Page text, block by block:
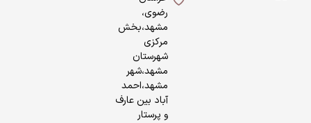
رضوی،
مشهد،بخش
مرکزی
شهرستان
مشهد،شهر
مشهد،احمد
آباد بین عارف
و پرستار